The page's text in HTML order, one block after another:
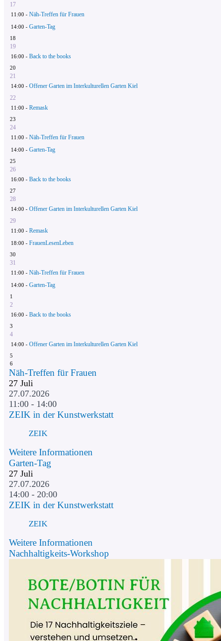
17
11:00 - Näh-Treffen für Frauen
14:00 - Garten-Tag
18
19
16:00 - Back to the books
20
21
14:00 - Offener Garten im Interkulturellen Garten Kiel
22
11:00 - Remask
23
24
11:00 - Näh-Treffen für Frauen
14:00 - Garten-Tag
25
26
16:00 - Back to the books
27
28
14:00 - Offener Garten im Interkulturellen Garten Kiel
29
11:00 - Remask
18:00 - FrauenLesenLeben
30
31
11:00 - Näh-Treffen für Frauen
14:00 - Garten-Tag
1
2
16:00 - Back to the books
3
4
14:00 - Offener Garten im Interkulturellen Garten Kiel
5
6
Näh-Treffen für Frauen
27 Juli
27.07.2026
11:00 - 14:00
ZEIK in der Kunstwerkstatt
ZEIK
Weitere Informationen
Garten-Tag
27 Juli
27.07.2026
14:00 - 20:00
ZEIK in der Kunstwerkstatt
ZEIK
Weitere Informationen
Nachhaltigkeits-Workshop